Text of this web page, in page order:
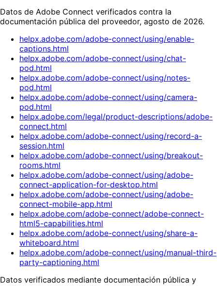
Datos de Adobe Connect verificados contra la
documentación pública del proveedor, agosto de 2026.
helpx.adobe.com/adobe-connect/using/enable-
captions.html
helpx.adobe.com/adobe-connect/using/chat-
pod.html
helpx.adobe.com/adobe-connect/using/notes-
pod.html
helpx.adobe.com/adobe-connect/using/camera-
pod.html
helpx.adobe.com/legal/product-descriptions/adobe-
connect.html
helpx.adobe.com/adobe-connect/using/record-a-
session.html
helpx.adobe.com/adobe-connect/using/breakout-
rooms.html
helpx.adobe.com/adobe-connect/using/adobe-
connect-application-for-desktop.html
helpx.adobe.com/adobe-connect/using/adobe-
connect-mobile-app.html
helpx.adobe.com/adobe-connect/adobe-connect-
html5-capabilities.html
helpx.adobe.com/adobe-connect/using/share-a-
whiteboard.html
helpx.adobe.com/adobe-connect/using/manual-third-
party-captioning.html
Datos verificados mediante documentación pública y